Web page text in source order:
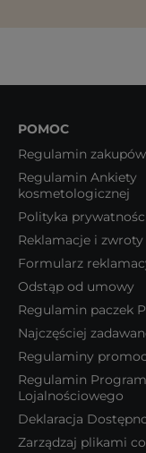
POMOC
Regulamin zakupów
Regulamin Ankiety
kosmetologicznej
Polityka
Reklamacje i zwroty
Formularz
Odstąp od umowy
Regulamin paczek
Najczęściej
Regulaminy
Regulamin
Lojalnościowego
Deklaracja
Zarządzaj plikami